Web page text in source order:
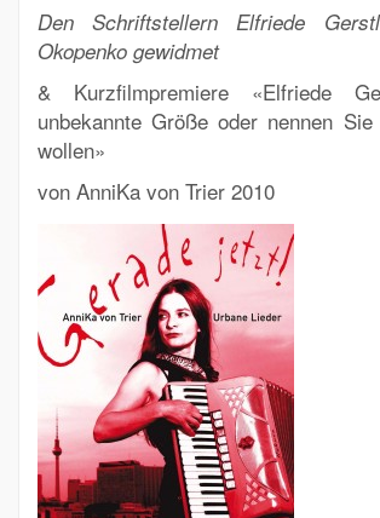
Den Schriftstellern Elfriede
Okopenko gewidmet
& Kurzfilmpremiere «Elfriede
unbekannte Größe oder nennen
wollen»
von AnniKa von Trier 2010